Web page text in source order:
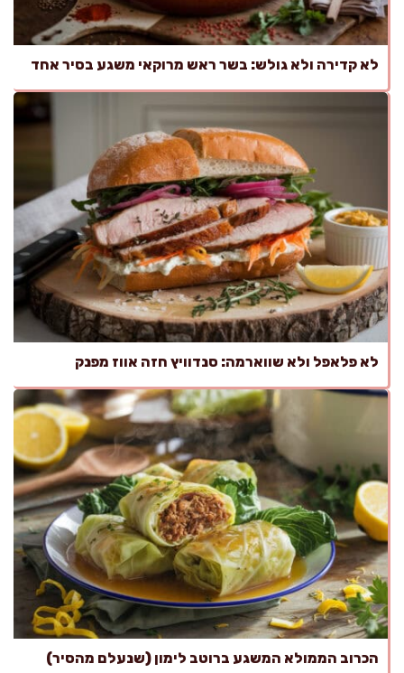
לא קדירה ולא גולש: בשר ראש מרוקאי משגע בסיר אחד
לא פלאפל ולא שווארמה: סנדוויץ חזה אווז מפנק
הכרוב הממולא המשגע ברוטב לימון (שנעלם מהסיר)